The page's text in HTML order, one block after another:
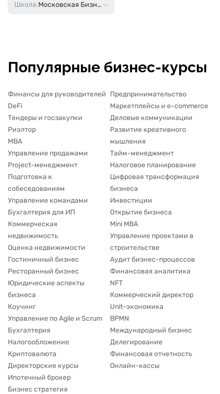
Школа:Московская Бизнес Академия
Популярные бизнес-курсы
Финансы для руководителей
DeFi
Тендеры и госзакупки
Риэлтор
MBA
Управление продажами
Project-менеджмент
Подготовка к
собеседованиям
Управление командами
Бухгалтерия для ИП
Коммерческая
недвижимость
Оценка недвижимости
Гостиничный бизнес
Ресторанный бизнес
Юридические аспекты
бизнеса
Коучинг
Управление по Agile и Scrum
Бухгалтерия
Налогообложение
Криптовалюта
Директорские курсы
Ипотечный брокер
Бизнес стратегия
Предпринимательство
Маркетплейсы и e-commerce
Деловые коммуникации
Развитие креативного
мышления
Тайм-менеджмент
Налоговое планирование
Цифровая трансформация
бизнеса
Инвестиции
Открытие бизнеса
Mini MBA
Управление проектами в
строительстве
Аудит бизнес-процессов
Финансовая аналитика
NFT
Коммерческий директор
Unit-экономика
BPMN
Международный бизнес
Делегирование
Финансовая отчетность
Онлайн-кассы